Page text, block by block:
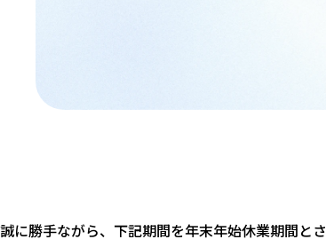
誠に勝手ながら、下記期間を年末年始休業期間とさ